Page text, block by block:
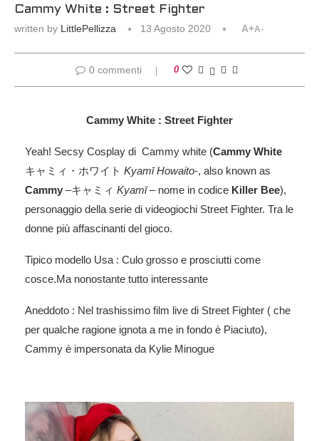
Cammy White : Street Fighter
written by LittlePellizza 13 Agosto 2020 A+A-
0 commenti 0
Cammy White : Street Fighter
Yeah! Secsy Cosplay di Cammy white (Cammy White
キャミィ・ホワイト Kyamī Howaito-, also known as
Cammy –キャミィ Kyamī –nome in codice Killer Bee),
personaggio della serie di videogiochi Street Fighter. Tra le
donne più affascinanti del gioco.
Tipico modello Usa : Culo grosso e prosciutti come
cosce.Ma nonostante tutto interessante
Aneddoto : Nel trashissimo film live di Street Fighter ( che
per qualche ragione ignota a me in fondo è Piaciuto),
Cammy è impersonata da Kylie Minogue